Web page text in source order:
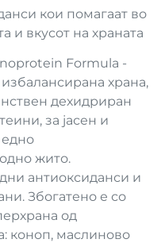
кои помагаат во
и вкусот на храната
Formula -
храна,
дехидриран
за јасен и
жито.
антиоксиданси и
Збогатено е со
од
коноп, маслиново